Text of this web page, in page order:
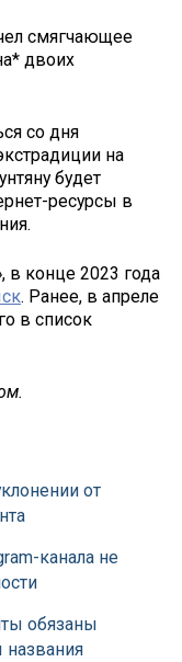
смягчающее
двоих
со дня
на
будет
ресурсы в
в конце 2023 года
. Ранее, в апреле
в список
от
канала не
обязаны